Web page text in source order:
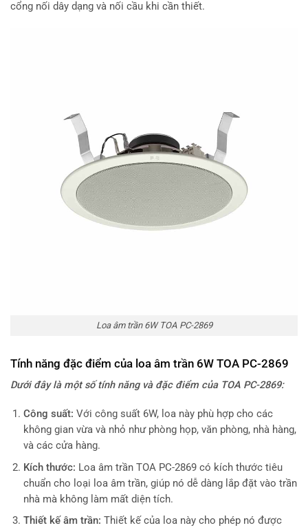
cổng nối dây dạng và nối cầu khi cần thiết.
Loa âm trần 6W TOA PC-2869
Tính năng đặc điểm của loa âm trần 6W TOA PC-2869
Dưới đây là một số tính năng và đặc điểm của TOA PC-2869:
Công suất: Với công suất 6W, loa này phù hợp cho các
không gian vừa và nhỏ như phòng họp, văn phòng, nhà hàng,
và các cửa hàng.
Kích thước: Loa âm trần TOA PC-2869 có kích thước tiêu
chuẩn cho loại loa âm trần, giúp nó dễ dàng lắp đặt vào trần
nhà mà không làm mất diện tích.
Thiết kế âm trần: Thiết kế của loa này cho phép nó được